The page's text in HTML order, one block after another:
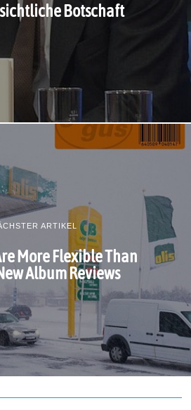
Botschaft
ARTIKEL
More Flexible Than
Album Reviews